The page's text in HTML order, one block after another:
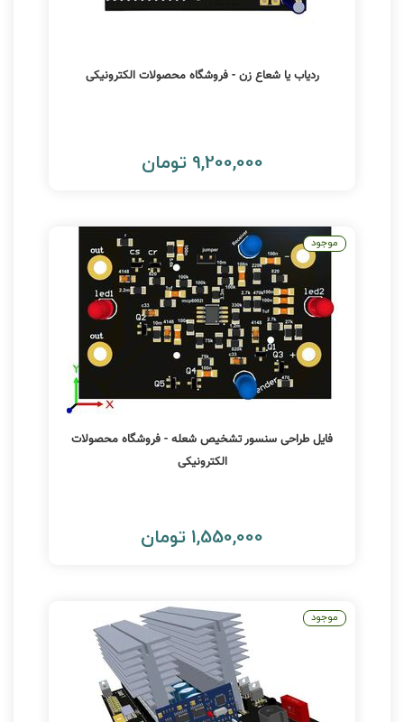
ردیاب یا شعاع زن - فروشگاه محصولات الکترونیکی
9,200,000 تومان
فایل طراحی سنسور تشخیص شعله - فروشگاه محصولات
الکترونیکی
1,550,000 تومان
موجود
موجود